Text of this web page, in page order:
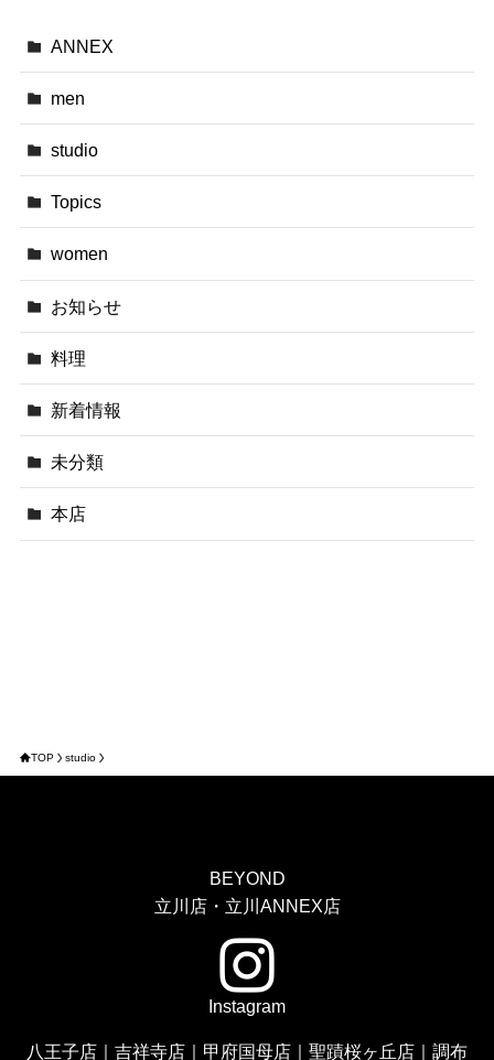
ANNEX
men
studio
Topics
women
お知らせ
料理
新着情報
未分類
本店
TOP studio
BEYOND
立川店・立川ANNEX店
Instagram
八王子店 ｜ 吉祥寺店 ｜ 甲府国母店 ｜ 聖蹟桜ヶ丘店 ｜ 調布